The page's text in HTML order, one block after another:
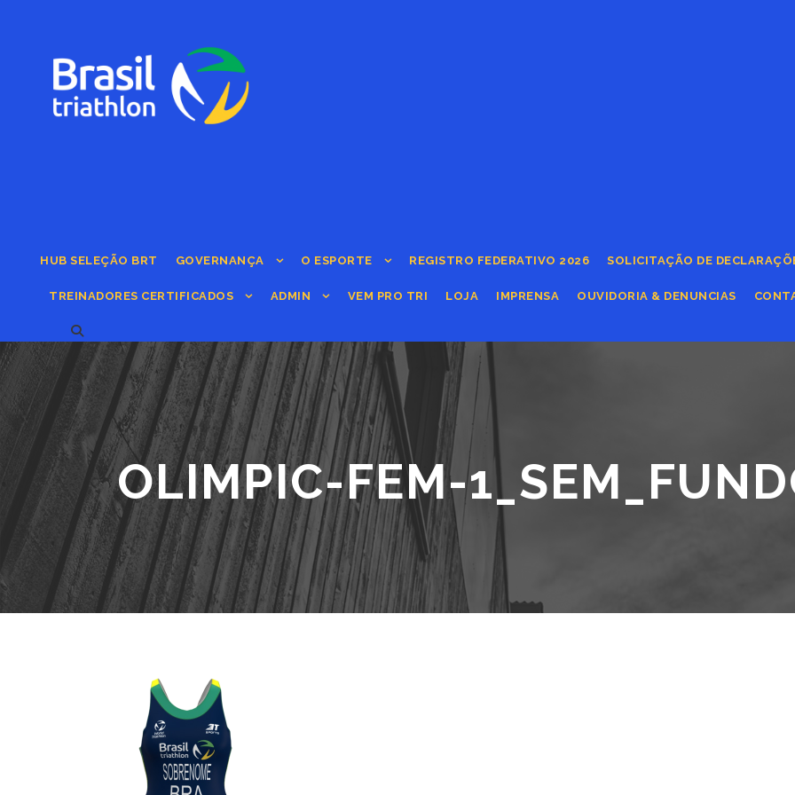
HUB SELEÇÃO BRT GOVERNANÇA O ESPORTE REGISTRO FEDERATIVO 2026 SOLICITAÇÃO DE
TREINADORES CERTIFICADOS ADMIN VEM PRO TRI LOJA IMPRENSA OUVIDORIA & DENUNCIAS
OLIMPIC-FEM-